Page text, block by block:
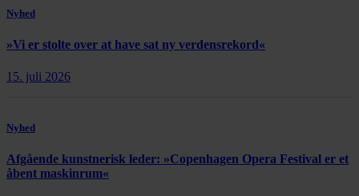
Nyhed
»Vi er stolte over at have sat ny verdensrekord«
15. juli 2026
Nyhed
Afgående kunstnerisk leder: »Copenhagen Opera Festival er et
åbent maskinrum«